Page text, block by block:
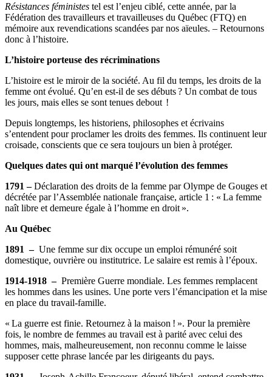
Résistances féministes tel est l’enjeu ciblé, cette année, par la
Fédération des travailleurs et travailleuses du Québec (FTQ) en
mémoire aux revendications scandées par nos aïeules. – Retournons
donc à l’histoire.
L’histoire porteuse des récriminations
L’histoire est le miroir de la société. Au fil du temps, les droits de la
femme ont évolué. Qu’en est-il de ses débuts ? Un combat de tous
les jours, mais elles se sont tenues debout !
Depuis longtemps, les historiens, philosophes et écrivains
s’entendent pour proclamer les droits des femmes. Ils continuent leur
croisade, conscients que ce sera toujours un bien à protéger.
Quelques dates qui ont marqué l’évolution des femmes
1791 –Déclaration des droits de la femme par Olympe de Gouges et
décrétée par l’Assemblée nationale française, article 1 : « La femme
naît libre et demeure égale à l’homme en droit ».
Au Québec
1891 – Une femme sur dix occupe un emploi rémunéré soit
domestique, ouvrière ou institutrice. Le salaire est remis à l’époux.
1914-1918 – Première Guerre mondiale. Les femmes remplacent
les hommes dans les usines. Une porte vers l’émancipation et la mise
en place du travail-famille.
« La guerre est finie. Retournez à la maison ! ». Pour la première
fois, le nombre de femmes au travail est à parité avec celui des
hommes, mais, malheureusement, non reconnu comme le laisse
supposer cette phrase lancée par les dirigeants du pays.